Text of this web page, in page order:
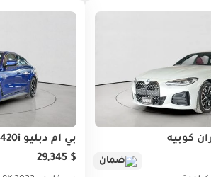
ضمان
بي أم دبليو 420i جران كوبيه
$ 29,345